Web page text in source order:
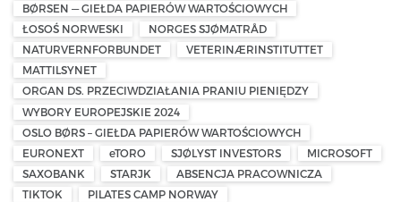
BØRSEN — GIEŁDA PAPIERÓW WARTOŚCIOWYCH
ŁOSOŚ NORWESKI
NORGES SJØMATRÅD
NATURVERNFORBUNDET
VETERINÆRINSTITUTTET
MATTILSYNET
ORGAN DS. PRZECIWDZIAŁANIA PRANIU PIENIĘDZY
WYBORY EUROPEJSKIE 2024
OSLO BØRS – GIEŁDA PAPIERÓW WARTOŚCIOWYCH
EURONEXT
eTORO SJØLYST INVESTORS
MICROSOFT
SAXOBANK
STARJK
ABSENCJA PRACOWNICZA
TIKTOK
PILATES CAMP NORWAY